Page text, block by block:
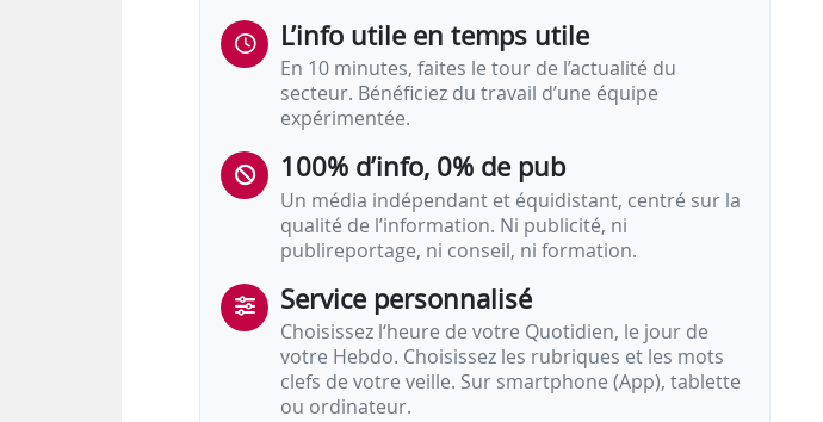
avec les partenaires sociaux. Cette nouvelle convention est la
L’info utile en temps utile
En 10 minutes, faites le tour de l’actualité du
secteur. Bénéficiez du travail d’une équipe
expérimentée.
100% d’info, 0% de pub
Un média indépendant et équidistant, centré sur la
qualité de l’information. Ni publicité, ni
publireportage, ni conseil, ni formation.
Service personnalisé
Choisissez l‘heure de votre Quotidien, le jour de
votre Hebdo. Choisissez les rubriques et les mots
clefs de votre veille. Sur smartphone (App), tablette
ou ordinateur.